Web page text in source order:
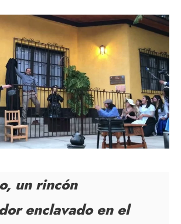
un rincón
enclavado en el